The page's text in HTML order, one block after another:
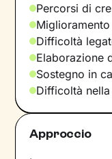
Percorsi di
Difficoltà
Elaborazione
Sostegno in
Difficoltà
Approccio